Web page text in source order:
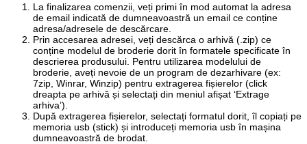
La finalizarea comenzii, veți primi în mod automat la adresa
de email indicată de dumneavoastră un email ce conține
adresa/adresele de descărcare.
Prin accesarea adresei, veți descărca o arhivă (.zip) ce
conține modelul de broderie dorit în formatele specificate în
descrierea produsului. Pentru utilizarea modelului de
broderie, aveți nevoie de un program de dezarhivare (ex:
7zip, Winrar, Winzip) pentru extragerea fișierelor (click
dreapta pe arhivă și selectați din meniul afișat ‘Extrage
arhiva’).
După extragerea fișierelor, selectați formatul dorit, îl copiați pe
memoria usb (stick) și introduceți memoria usb în mașina
dumneavoastră de brodat.